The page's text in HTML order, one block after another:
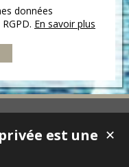
données
En savoir plus
✕
est une